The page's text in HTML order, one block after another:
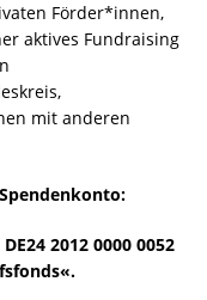
Förder*innen,
aktives Fundraising
mit anderen
2012 0000 0052